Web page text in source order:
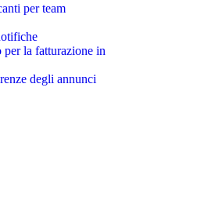
per team
la fatturazione in
degli annunci